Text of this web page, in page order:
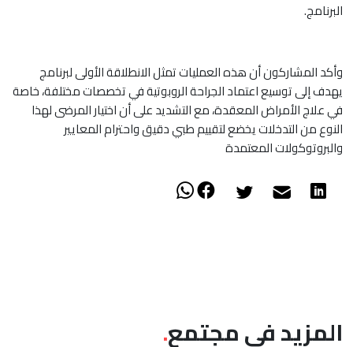
البرنامج.
وأكد المشاركون أن هذه العمليات تمثل الانطلاقة الأولى لبرنامج
يهدف إلى توسيع اعتماد الجراحة الروبوتية في تخصصات مختلفة، خاصة
في علاج الأمراض المعقدة، مع التشديد على أن اختيار المرضى لهذا
النوع من التدخلات يخضع لتقييم طبي دقيق واحترام المعايير
والبروتوكولات المعتمدة
المزيد في مجتمع